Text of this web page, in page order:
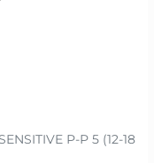
Р-Р 5 (12-18